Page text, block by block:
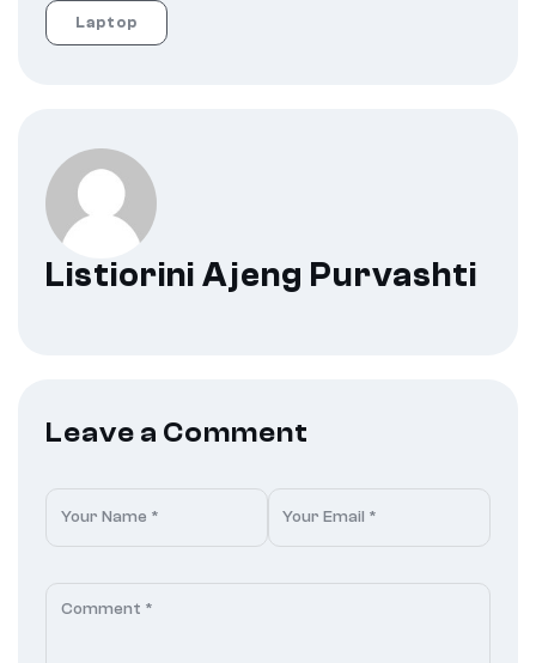
Laptop
Listiorini Ajeng Purvashti
Leave a Comment